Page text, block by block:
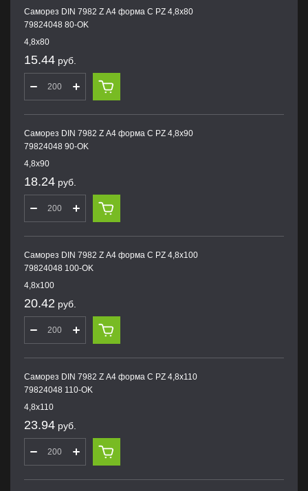
Саморез DIN 7982 Z А4 форма С PZ 4,8х80
79824048 80-OK
4,8х80
15.44 руб.
Саморез DIN 7982 Z А4 форма С PZ 4,8х90
79824048 90-OK
4,8х90
18.24 руб.
Саморез DIN 7982 Z А4 форма С PZ 4,8х100
79824048 100-OK
4,8х100
20.42 руб.
Саморез DIN 7982 Z А4 форма С PZ 4,8х110
79824048 110-OK
4,8х110
23.94 руб.